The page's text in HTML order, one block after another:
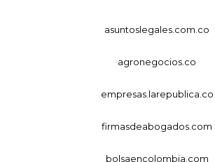
asuntoslegales.com.co
agronegocios.co
empresas.larepublica.co
firmasdeabogados.com
bolsaencolombia.com